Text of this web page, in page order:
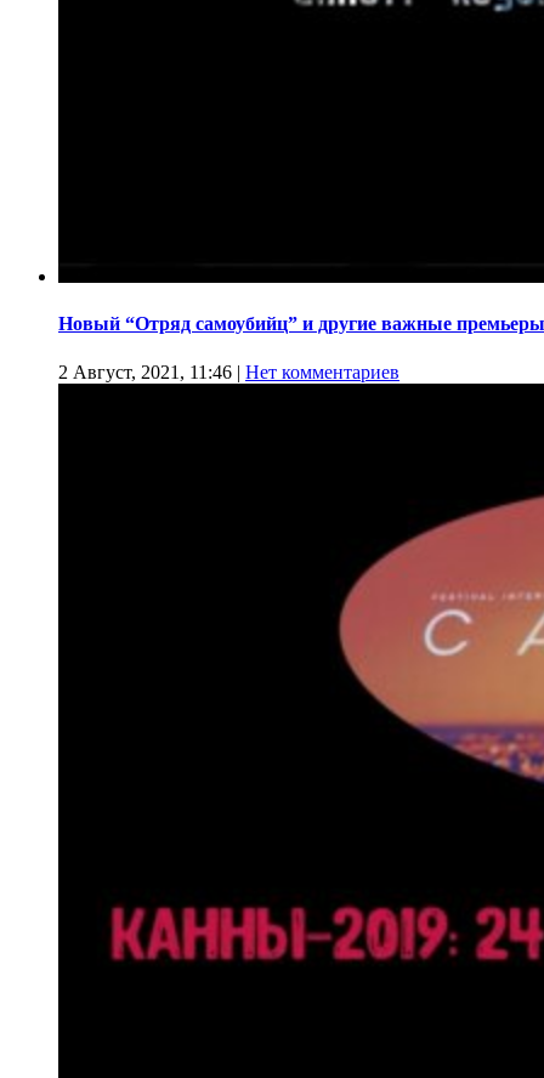
Новый “Отряд самоубийц” и другие важные премьеры
2 Август, 2021, 11:46 | Нет комментариев